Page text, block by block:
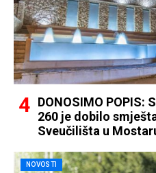
DONOSIMO POPIS:
260 je dobilo
Sveučilišta u
NOVOSTI